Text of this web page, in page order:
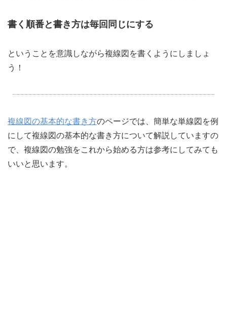
書く順番と書き方は毎回同じにする
ということを意識しながら複線図を書くようにしましょ
う！
複線図の基本的な書き方のページでは、簡単な単線図を例
にして複線図の基本的な書き方について解説していますの
で、複線図の勉強をこれから始める方は参考にしてみても
いいと思います。